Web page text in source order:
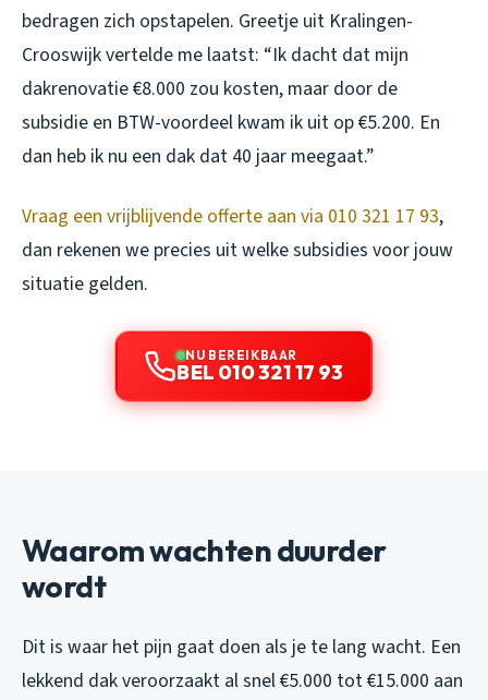
bedragen zich opstapelen. Greetje uit Kralingen-
Crooswijk vertelde me laatst: “Ik dacht dat mijn
dakrenovatie €8.000 zou kosten, maar door de
subsidie en BTW-voordeel kwam ik uit op €5.200. En
dan heb ik nu een dak dat 40 jaar meegaat.”
Vraag een vrijblijvende offerte aan via 010 321 17 93,
dan rekenen we precies uit welke subsidies voor jouw
situatie gelden.
NU BEREIKBAAR
BEL 010 321 17 93
Waarom wachten duurder
wordt
Dit is waar het pijn gaat doen als je te lang wacht. Een
lekkend dak veroorzaakt al snel €5.000 tot €15.000 aan